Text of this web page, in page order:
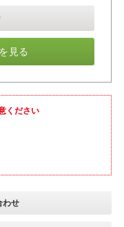
見る
ください
わせ